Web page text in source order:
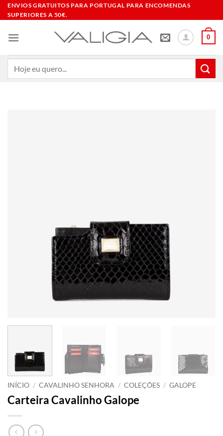
Skip
to
ENVIOS GRATUITOS PARA PORTUGAL PARA ENCOMENDAS
SUPERIORES A 50€.
0
INÍCIO / CAVALINHO SENHORA / COLEÇÕES / GALOPE
Carteira Cavalinho Galope